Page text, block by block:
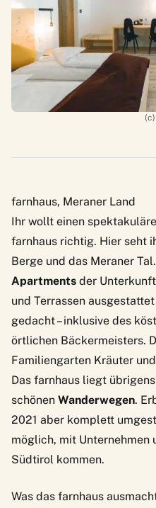
farnhaus, Meraner Land
Ihr wollt einen
farnhaus richtig. Hier seht
Berge und das Meraner
Apartments der
und Terrassen
gedacht – inklusive des
örtlichen Bäckermeisters.
Familiengarten Kräuter
Das farnhaus liegt
schönen Wanderwegen.
2021 aber komplett
möglich, mit Unternehmen
Südtirol kommen.
Was das farnhaus